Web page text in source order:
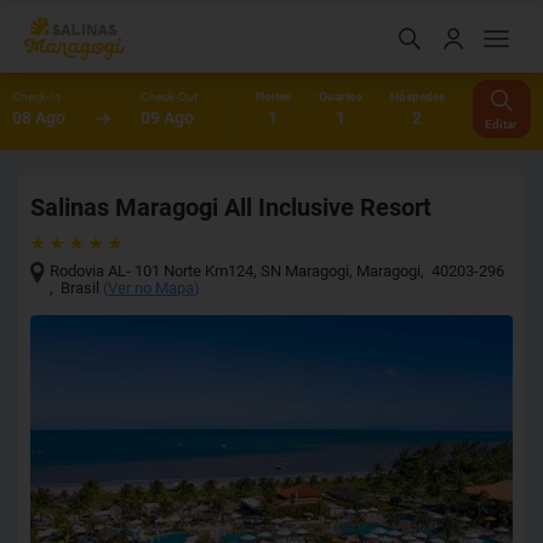
Check-In
08 Ago
Check-Out
09 Ago
Noites
1
Quartos
1
Hóspedes
2 Editar
Salinas Maragogi All Inclusive Resort
Rodovia AL- 101 Norte Km124, SN Maragogi, Maragogi, 40203-296
, Brasil (Ver no Mapa)